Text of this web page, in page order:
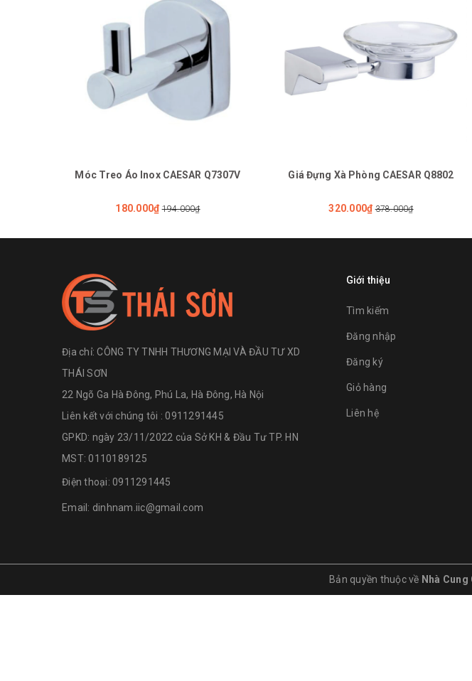
Móc Treo Áo Inox CAESAR Q7307V
180.000₫ 194.000₫
Giá Đựng Xà Phòng CAESAR Q8802
320.000₫ 378.000₫
Địa chỉ:CÔNG TY TNHH THƯƠNG MẠI VÀ ĐẦU TƯ XD
THÁI SƠN
22 Ngõ Ga Hà Đông, Phú La, Hà Đông, Hà Nội
Liên kết với chúng tôi : 0911291445
GPKD: ngày 23/11/2022 của Sở KH & Đầu Tư TP. HN
MST: 0110189125
Điện thoại: 0911291445
Email: dinhnam.iic@gmail.com
Giới thiệu
Tìm kiếm
Đăng nhập
Đăng ký
Giỏ hàng
Liên hệ
Bản quyền thuộc về Nhà